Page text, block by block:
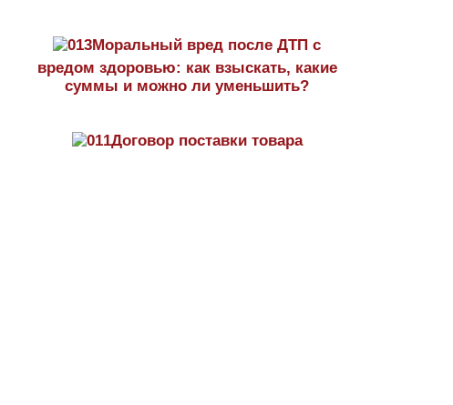
Моральный вред после ДТП с
вредом здоровью: как взыскать, какие
суммы и можно ли уменьшить?
Договор поставки товара